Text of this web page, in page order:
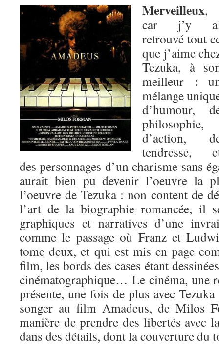
Merveilleux,
car j’y
retrouvé tout
que j’aime
Tezuka, à
meilleur :
mélange
d’humour,
philosophie,
d’action,
tendresse,
des personnages d’un charisme sans
aurait bien pu devenir l’oeuvre la
l’oeuvre de Tezuka : non content de
l’art de la biographie romancée, il
graphiques et narratives d’une
comme le passage où Franz et
tome deux, et qui est mis en page
film, les bords des cases étant
cinématographique… Le cinéma, une
présente, une fois de plus avec
songer au film Amadeus, de Milos
manière de prendre des libertés avec
dans des détails, dont la couverture du